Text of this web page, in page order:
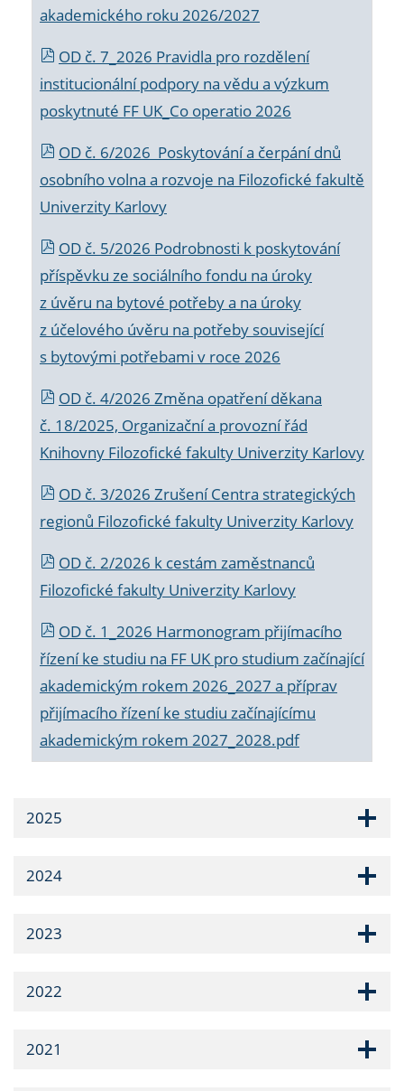
akademického roku 2026/2027
OD č. 7_2026 Pravidla pro rozdělení
institucionální podpory na vědu a výzkum
poskytnuté FF UK_Co operatio 2026
OD č. 6/2026 Poskytování a čerpání dnů
osobního volna a rozvoje na Filozofické fakultě
Univerzity Karlovy
OD č. 5/2026 Podrobnosti k poskytování
příspěvku ze sociálního fondu na úroky
z úvěru na bytové potřeby a na úroky
z účelového úvěru na potřeby související
s bytovými potřebami v roce 2026
OD č. 4/2026 Změna opatření děkana
č. 18/2025, Organizační a provozní řád
Knihovny Filozofické fakulty Univerzity Karlovy
OD č. 3/2026 Zrušení Centra strategických
regionů Filozofické fakulty Univerzity Karlovy
OD č. 2/2026 k cestám zaměstnanců
Filozofické fakulty Univerzity Karlovy
OD č. 1_2026 Harmonogram přijímacího
řízení ke studiu na FF UK pro studium začínající
akademickým rokem 2026_2027 a příprav
přijímacího řízení ke studiu začínajícímu
akademickým rokem 2027_2028.pdf
2025
2024
2023
2022
2021